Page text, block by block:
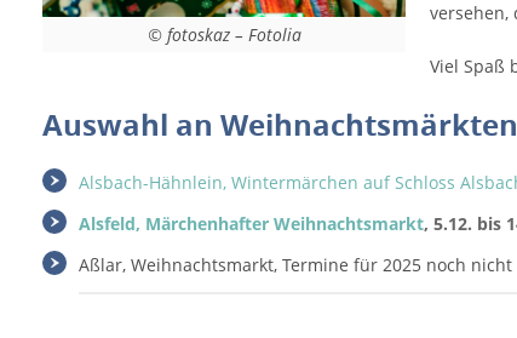
© fotoskaz – Fotolia
Viel Spaß
Auswahl an
Alsbach-Hähnlein, Wintermärchen auf Schloss
Alsfeld, Märchenhafter Weihnachtsmarkt, 5.12. bis
Aßlar, Weihnachtsmarkt, Termine für 2025 noch